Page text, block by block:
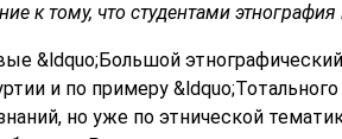
к тому, что студентами этнография
&ldquo;Большой
и по примеру
но уже по этнической